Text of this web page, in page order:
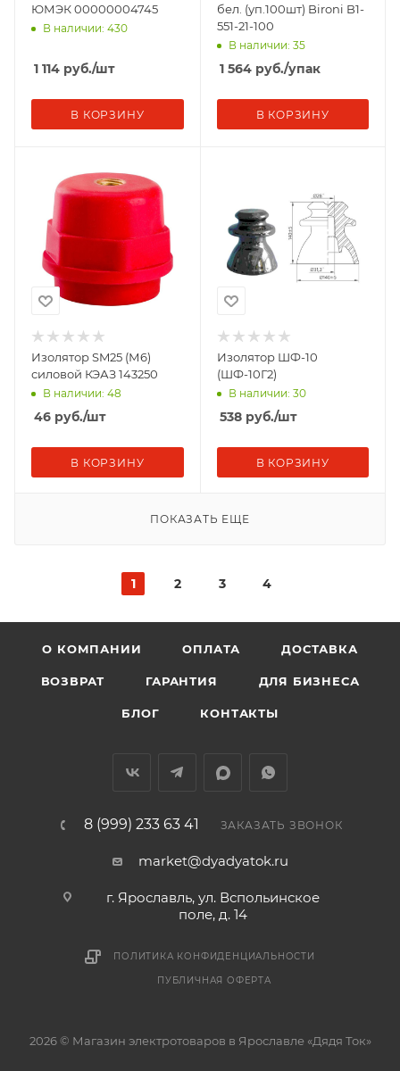
ЮМЭК 00000004745
В наличии: 430
1 114 руб./шт
В КОРЗИНУ
бел. (уп.100шт) Bironi B1-
551-21-100
В наличии: 35
1 564руб./упак
В КОРЗИНУ
Изолятор SM25 (М6)
силовой КЭАЗ 143250
В наличии: 48
46 руб./шт
В КОРЗИНУ
Изолятор ШФ-10
(ШФ-10Г2)
В наличии: 30
538руб./шт
В КОРЗИНУ
ПОКАЗАТЬ ЕЩЕ
1 2 3 4
О КОМПАНИИ ОПЛАТА ДОСТАВКА
ВОЗВРАТ ГАРАНТИЯ ДЛЯ БИЗНЕСА
БЛОГ КОНТАКТЫ
8 (999) 233 63 41 ЗАКАЗАТЬ ЗВОНОК
market@dyadyatok.ru
г. Ярославль, ул. Вспольинское
поле, д. 14
ПОЛИТИКА КОНФИДЕНЦИАЛЬНОСТИ
ПУБЛИЧНАЯ ОФЕРТА
2026 © Магазин электротоваров в Ярославле «Дядя Ток»